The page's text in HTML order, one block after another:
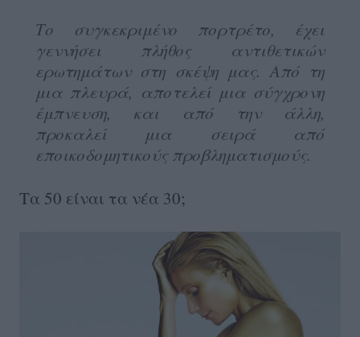
Το συγκεκριμένο πορτρέτο, έχει
γεννήσει πλήθος αντιθετικών
ερωτημάτων στη σκέψη μας. Από τη
μια πλευρά, αποτελεί μια σύγχρονη
έμπνευση, και από την άλλη,
προκαλεί μια σειρά από
εποικοδομητικούς προβληματισμούς.
Τα 50 είναι τα νέα 30;